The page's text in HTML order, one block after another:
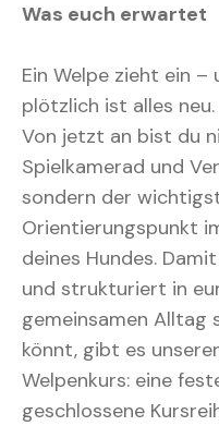
Was euch erwartet
Ein Welpe zieht ein –
plötzlich ist alles neu.
Von jetzt an bist du
Spielkamerad und
sondern der
Orientierungspunkt
deines Hundes.
und strukturiert in
gemeinsamen Alltag
könnt, gibt es
Welpenkurs: eine
geschlossene